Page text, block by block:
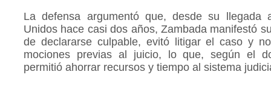
La defensa argumentó que, desde su llegada
Unidos hace casi dos años, Zambada manifestó
de declararse culpable, evitó litigar el caso y
mociones previas al juicio, lo que, según el
permitió ahorrar recursos y tiempo al sistema